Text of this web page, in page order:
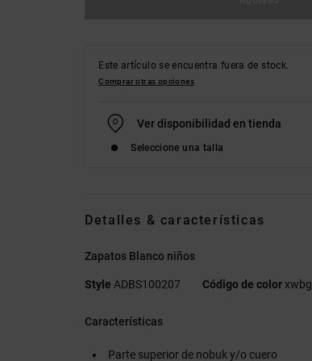
Este artículo se encuentra fuera de stock.
Comprar otras opciones
Ver disponibilidad en tienda
Seleccione una talla
Detalles & características
Zapatos Blanco niños
Style ADBS100207 Código de colorxwbg
Características
Parte superior de nobuk y/o cuero